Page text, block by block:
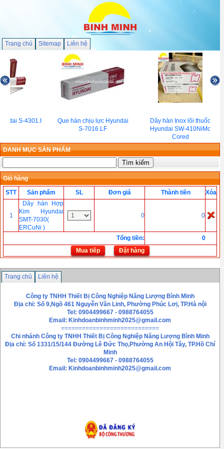
Trang chủ Sitemap Liên hệ
S-4301.I
Que hàn chịu lực Hyundai
S-7016.LF
Dây hàn Inox lõi thuốc
Hyundai SW-410NiMo
Cored
DANH MỤC SẢN PHẨM
Giỏ hàng
STT
Sản phẩm SL Đơn giá Thành tiền Xóa
1
Dây hàn Hợp
Kim Hyundai
SMT-7030(
ERCuNi )
0 0
Tổng tiền:
0
Mua tiếp
Đặt hàng
Trang chủ Liên hệ
Công ty TNHH Thiết Bị Công Nghiệp Năng Lượng Bình Minh
Địa chỉ: Số 9,Ngõ 461 Nguyễn Văn Linh, Phường Phúc Lơị, TP.Hà nội
Tel: 0904499667 - 0988764055
Email: Kinhdoanbinhminh2025@gmail.com
============================
Chi nhánh Công ty TNHH Thiết Bị Công Nghiệp Năng Lượng Bình Minh
Địa chỉ: Số 1331/15/144 Đường Lê Đức Thọ,Phường An Hội Tây, TP.Hồ Chí
Minh
Tel: 0904499667 - 0988764055
Email: Kinhdoanbinhminh2025@gmail.com